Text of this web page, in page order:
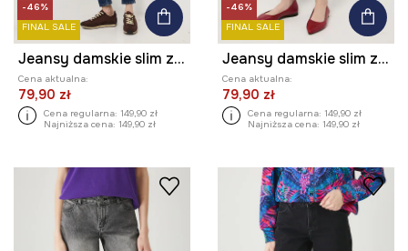
-46%
FINAL SALE
Jeansy damskie slim z efektem sprania
Cena aktualna:
79,90 zł
Cena regularna: 149,90 zł
Najniższa cena: 149,90 zł
-46%
FINAL SALE
Jeansy damskie slim z efektem sprania
Cena aktualna:
79,90 zł
Cena regularna: 149,90 zł
Najniższa cena: 149,90 zł